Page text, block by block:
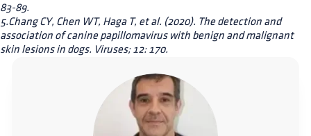
83-89.
5.Chang CY, Chen WT, Haga T, et al. (2020). The detection and
association of canine papillomavirus with benign and malignant
skin lesions in dogs. Viruses; 12: 170.